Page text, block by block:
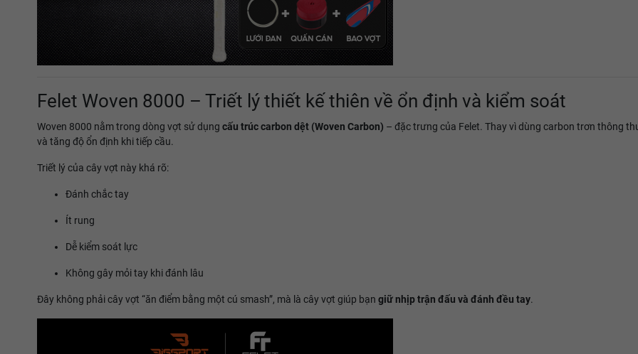
Felet Woven 8000 – Triết lý thiết kế thiên về ổn định và kiểm soát
Woven 8000 nằm trong dòng vợt sử dụng cấu trúc carbon dệt (Woven Carbon) – đặc trưng của Felet. Thay vì dùng carbon trơn thông
và tăng độ ổn định khi tiếp cầu.
Triết lý của cây vợt này khá rõ:
Đánh chắc tay
Ít rung
Dễ kiểm soát lực
Không gây mỏi tay khi đánh lâu
Đây không phải cây vợt “ăn điểm bằng một cú smash”, mà là cây vợt giúp bạn giữ nhịp trận đấu và đánh đều tay.